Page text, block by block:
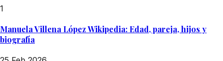
1
Manuela Villena López Wikipedia: Edad, pareja, hijos y
biografía